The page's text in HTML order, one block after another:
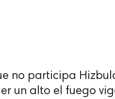
no participa
un alto el fuego